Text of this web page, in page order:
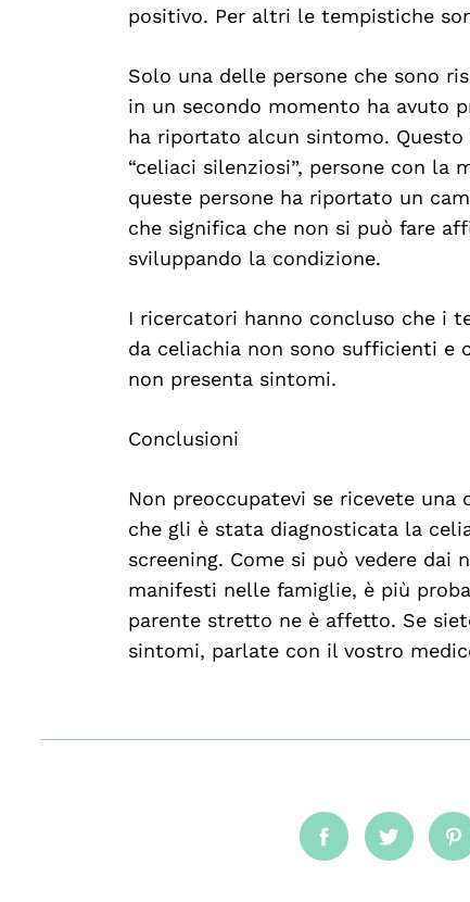
positivo. Per altri le tempistiche
Solo una delle persone che sono
in un secondo momento ha avuto
ha riportato alcun sintomo.
“celiaci silenziosi”, persone con la
queste persone ha riportato un
che significa che non si può fare
sviluppando la condizione.
I ricercatori hanno concluso che i
da celiachia non sono sufficienti e
non presenta sintomi.
Conclusioni
Non preoccupatevi se ricevete
che gli è stata diagnosticata la
screening. Come si può vedere
manifesti nelle famiglie, è più
parente stretto ne è affetto. Se
sintomi, parlate con il vostro
FacebookTwitter